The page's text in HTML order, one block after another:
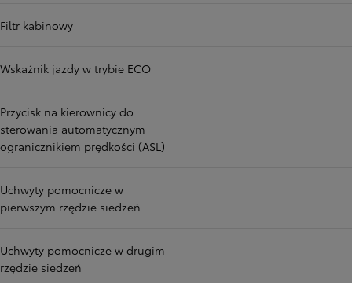
Filtr kabinowy
Wskaźnik jazdy w trybie ECO
Przycisk na kierownicy do
sterowania automatycznym
ogranicznikiem prędkości (ASL)
Uchwyty pomocnicze w
pierwszym rzędzie siedzeń
Uchwyty pomocnicze w drugim
rzędzie siedzeń